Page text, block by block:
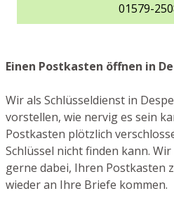
01579-
Einen Postkasten öffnen in
Wir als Schlüsseldienst in
vorstellen, wie nervig es sein
Postkasten plötzlich
Schlüssel nicht finden kann.
gerne dabei, Ihren Postkasten
wieder an Ihre Briefe kommen.